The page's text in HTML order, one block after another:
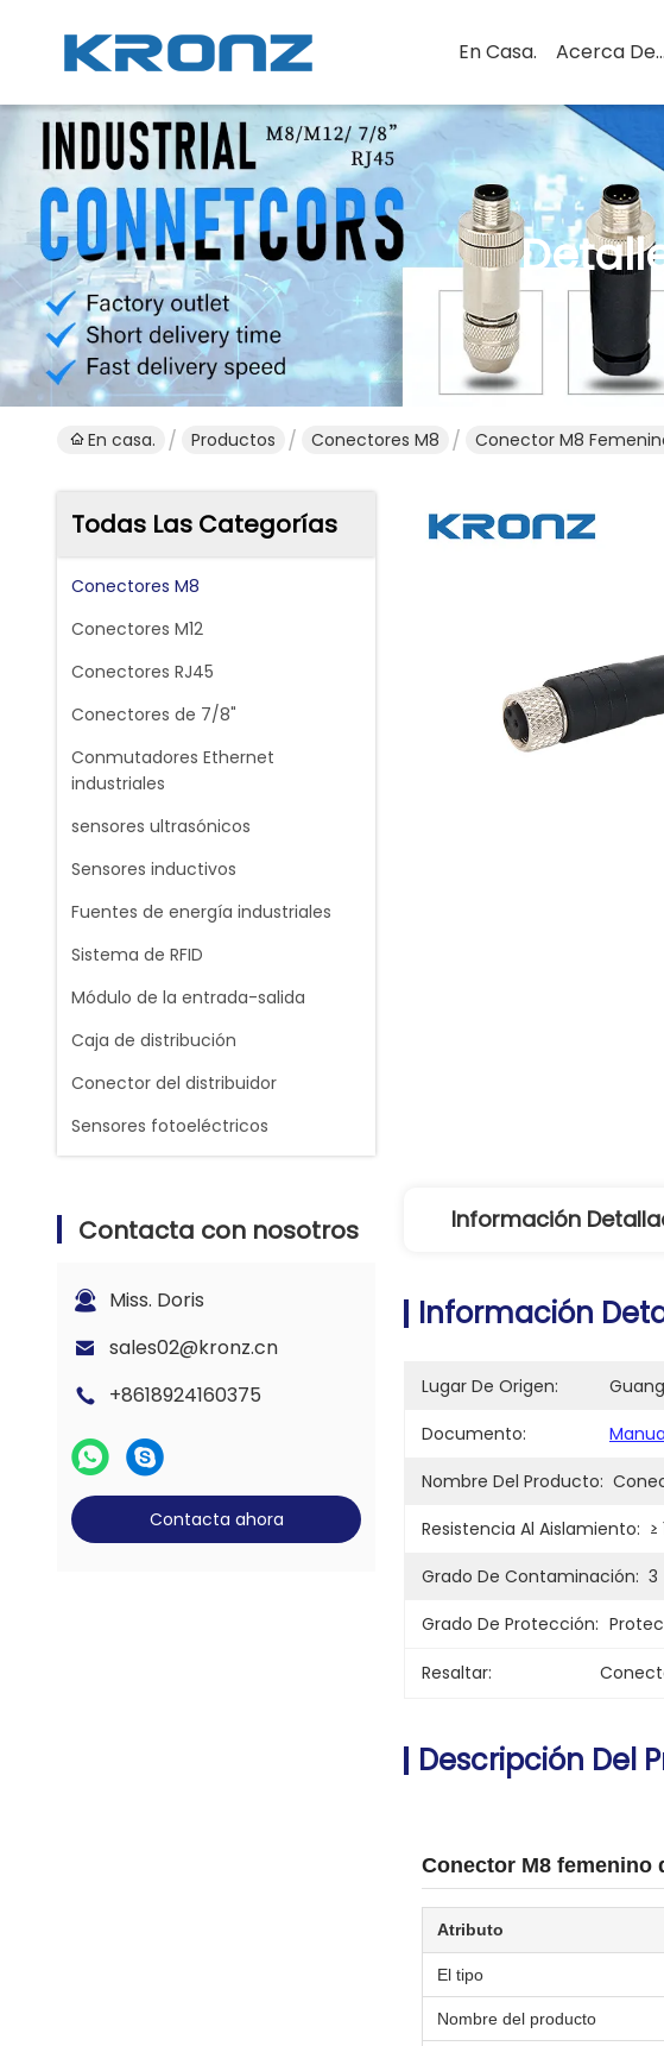
En Casa. Acerca De Nosotros
En casa. Productos Conectores M8 Conector M8
Todas Las Categorías
Conectores M8
Conectores M12
Conectores RJ45
Conectores de 7/8"
Conmutadores Ethernet
industriales
sensores ultrasónicos
Sensores inductivos
Fuentes de energía industriales
Sistema de RFID
Módulo de la entrada-salida
Caja de distribución
Conector del distribuidor
Sensores fotoeléctricos
Contacta con nosotros
Miss. Doris
sales02@kronz.cn
+8618924160375
Contacta ahora
Información
Información
Lugar De Origen:
Documento:
Nombre Del Producto:
Resistencia Al Aislamiento: ≥
Grado De Contaminación: 3
Grado De Protección:
Resaltar:
Descripción Del
Conector M8 femenino
Atributo
El tipo
Nombre del producto